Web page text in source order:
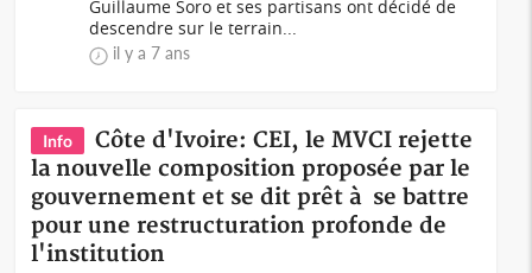
Guillaume Soro et ses partisans ont décidé de
descendre sur le terrain...
il y a 7 ans
Info
Côte d'Ivoire: CEI, le MVCI rejette
la nouvelle composition proposée par le
gouvernement et se dit prêt à se battre
pour une restructuration profonde de
l'institution